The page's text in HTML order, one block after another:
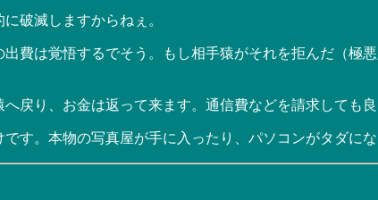
破滅しますからねぇ。
費は覚悟するでそう。もし相手猿がそれを拒んだ（
戻り、お金は返って来ます。通信費などを請求しても良
す。本物の写真屋が手に入ったり、パソコンがタダに